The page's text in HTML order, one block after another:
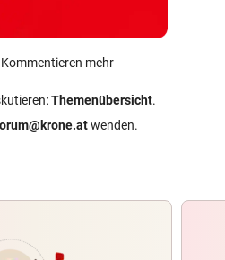
mehr
Themenübersicht.
wenden.